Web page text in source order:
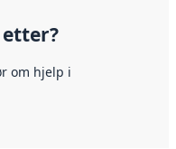
om hjelp i